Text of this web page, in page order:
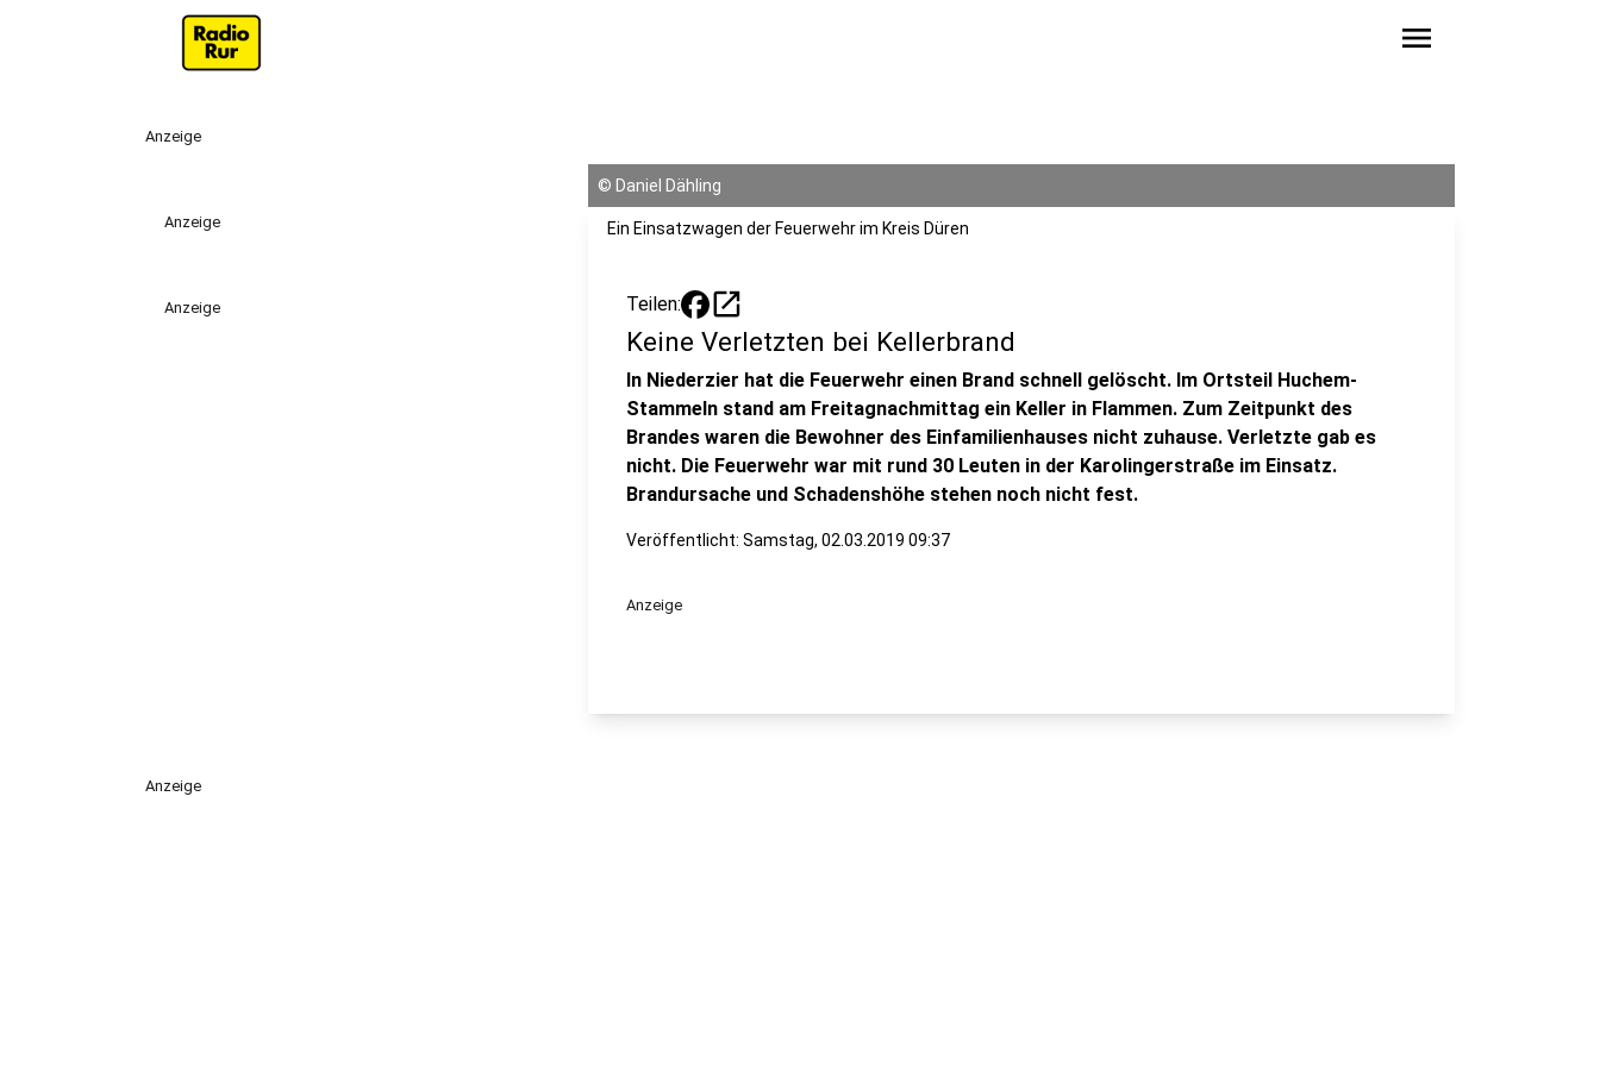
menu
Anzeige
Anzeige
Anzeige
© Daniel Dähling
Ein Einsatzwagen der Feuerwehr im Kreis Düren
Teilen: open_in_new
Keine Verletzten bei Kellerbrand
In Niederzier hat die Feuerwehr einen Brand schnell gelöscht. Im Ortsteil Huchem-
Stammeln stand am Freitagnachmittag ein Keller in Flammen. Zum Zeitpunkt des
Brandes waren die Bewohner des Einfamilienhauses nicht zuhause. Verletzte gab es
nicht. Die Feuerwehr war mit rund 30 Leuten in der Karolingerstraße im Einsatz.
Brandursache und Schadenshöhe stehen noch nicht fest.
Veröffentlicht: Samstag, 02.03.2019 09:37
Anzeige
Anzeige